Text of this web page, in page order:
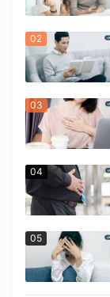
02
03
04
05